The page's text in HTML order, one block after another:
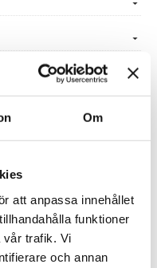
Om
att anpassa innehållet
funktioner
vår trafik. Vi
och annan